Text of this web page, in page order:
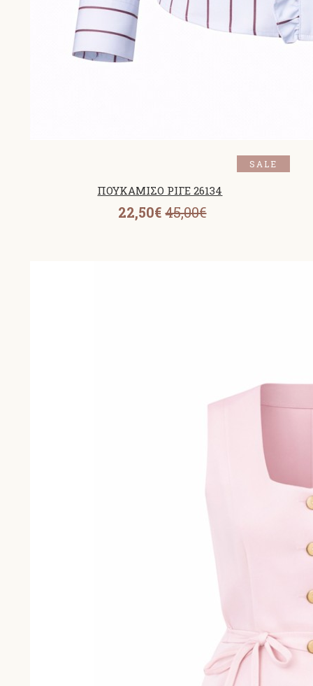
SALE
ΠΟΥΚΑΜΙΣΟ ΡΙΓΕ 26134
22,50€ 45,00€